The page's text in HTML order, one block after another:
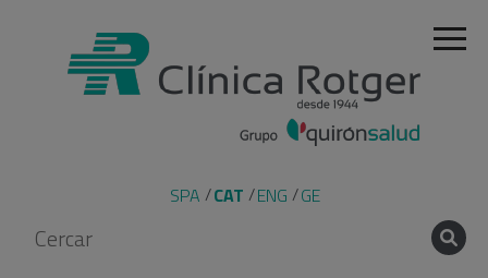
SPA CAT ENG GE